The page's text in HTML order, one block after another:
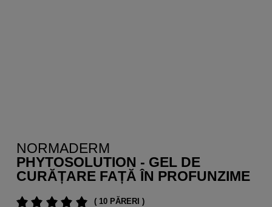
NORMADERM
PHYTOSOLUTION - GEL DE
CURĂȚARE FAȚĂ ÎN PROFUNZIME
( 10 PĂRERI )